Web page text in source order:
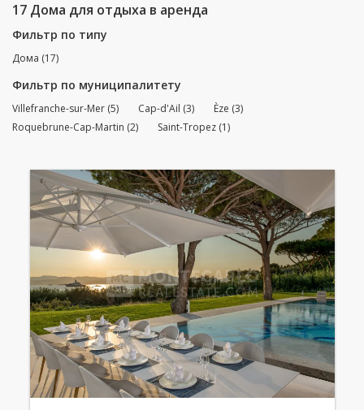
17 Домa для отдыха в аренда
Фильтр по типу
Дома (17)
Фильтр по муниципалитету
Villefranche-sur-Mer (5) Cap-d'Ail (3)
Èze (3)
Roquebrune-Cap-Martin (2)
Saint-Tropez (1)